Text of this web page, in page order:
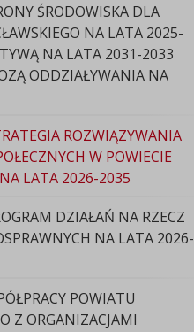
ŚRODOWISKA DLA
NA LATA 2025-
NA LATA 2031-2033
ODDZIAŁYWANIA NA
ROZWIĄZYWANIA
W POWIECIE
LATA 2026-2035
DZIAŁAŃ NA RZECZ
NA LATA 2026-
POWIATU
Z ORGANIZACJAMI